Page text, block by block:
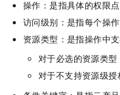
操作：是指具体的权限点
访问级别：是指每个操
资源类型：是指操作中
对于必选的资源类型
对于不支持资源级